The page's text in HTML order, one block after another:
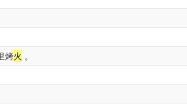
烤火 。